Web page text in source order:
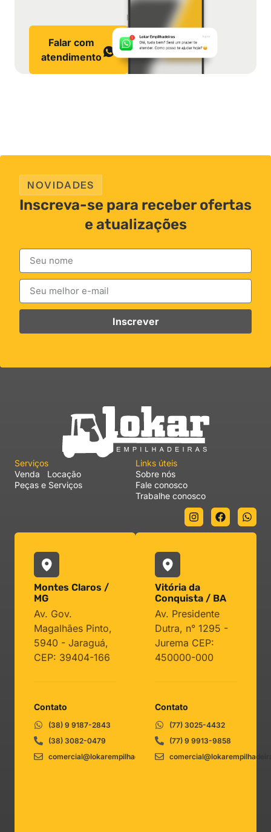
Falar com
atendimento
NOVIDADES
Inscreva-se para receber ofertas
e atualizações
Inscrever
Serviços
Venda
Locação
Peças e Serviços
Links úteis
Sobre nós
Fale conosco
Trabalhe conosco
Montes Claros /
MG
Av. Gov.
Magalhães Pinto,
5940 - Jaraguá,
CEP: 39404-166
Contato
(38) 9 9187-2843
(38) 3082-0479
comercial@lokarempilhadeiras.com.br
Vitória da
Conquista / BA
Av. Presidente
Dutra, n° 1295 -
Jurema CEP:
450000-000
Contato
(77) 3025-4432
(77) 9 9913-9858